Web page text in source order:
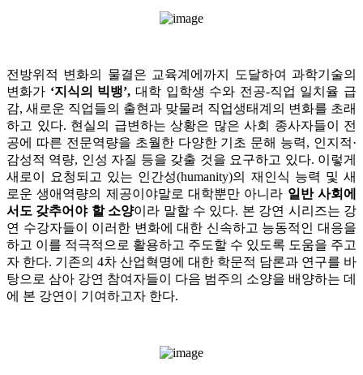
전방위적 변화의 물결은 교육계에까지 도달하여 과학기술의
변화가 ‘지식의 빅뱅’, 대학 입학생 수와 전공-직업 일치율 급
감, 새로운 직업들의 출현과 맞물려 직업생태계의 변화를 초래
하고 있다. 현실의 급변하는 상황은 많은 사회 종사자들이 전
공에 따른 전문역량을 초월한 다양한 기초 문해 능력, 인지적·
감성적 역량, 인성 자질 등을 갖출 것을 요구하고 있다. 이렇게
새로이 요청되고 있는 인간성(humanity)의 재인식 능력 및 새
로운 생애역량의 제공이야말로 대학뿐만 아니라 일반 사회에
서도 갖추어야 할 소양이라 말할 수 있다. 본 강연 시리즈는 강
연 수강자들이 이러한 변화에 대한 신속하고 능동적인 대응을
하고 이를 적극적으로 활용하고 주도할 수 있도록 도움을 주고
자 한다. 기존의 4차 산업혁명에 대한 학문적 담론과 연구를 바
탕으로 삼아 강연 참여자들이 다음 범주의 소양을 배양하는 데
에 본 강연이 기여하고자 한다.